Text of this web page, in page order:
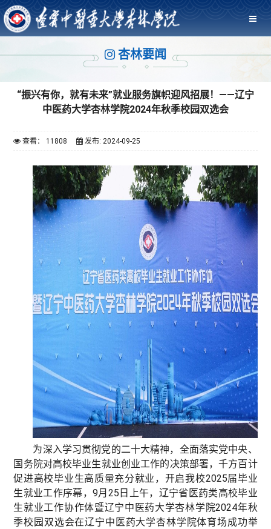
杏林要闻
“振兴有你，就有未来”就业服务旗帜迎风招展！——辽宁
中医药大学杏林学院2024年秋季校园双选会
查看： 11808 发布: 2024-09-25
为深入学习贯彻党的二十大精神，全面落实党中央、
国务院对高校毕业生就业创业工作的决策部署，千方百计
促进高校毕业生高质量充分就业，开启我校2025届毕业
生就业工作序幕，9月25日上午，辽宁省医药类高校毕业
生就业工作协作体暨辽宁中医药大学杏林学院2024年秋
季校园双选会在辽宁中医药大学杏林学院体育场成功举